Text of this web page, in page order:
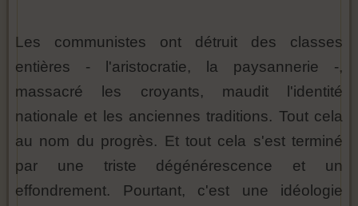
Les communistes ont détruit des classes
entières - l'aristocratie, la paysannerie -,
massacré les croyants, maudit l'identité
nationale et les anciennes traditions. Tout cela
au nom du progrès. Et tout cela s'est terminé
par une triste dégénérescence et un
effondrement. Pourtant, c'est une idéologie